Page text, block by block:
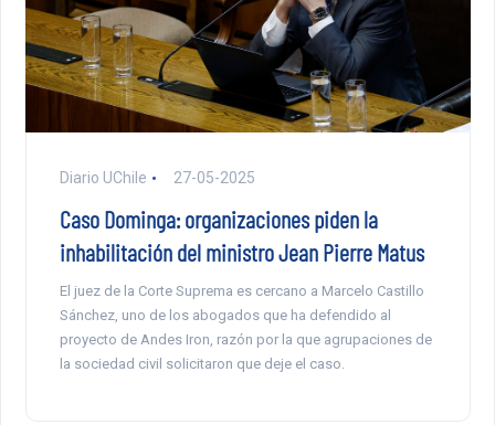
Diario UChile 27-05-2025
Caso Dominga: organizaciones piden la
inhabilitación del ministro Jean Pierre Matus
El juez de la Corte Suprema es cercano a Marcelo Castillo
Sánchez, uno de los abogados que ha defendido al
proyecto de Andes Iron, razón por la que agrupaciones de
la sociedad civil solicitaron que deje el caso.